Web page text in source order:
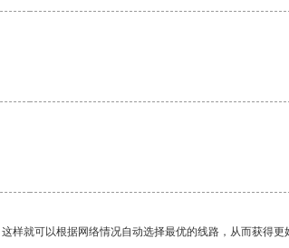
就可以根据网络情况自动选择最优的线路，从而获得更